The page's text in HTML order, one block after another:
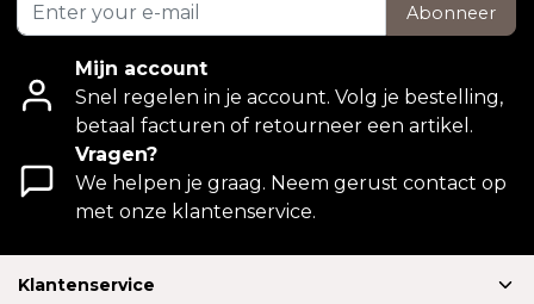
Abonneer
Mijn account
Snel regelen in je account. Volg je bestelling,
betaal facturen of retourneer een artikel.
Vragen?
We helpen je graag. Neem gerust contact op
met onze klantenservice.
Klantenservice